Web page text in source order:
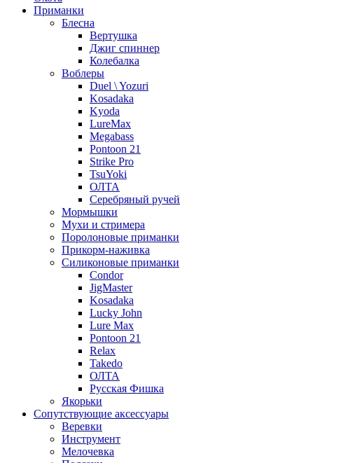
Приманки
Блесна
Вертушка
Джиг спиннер
Колебалка
Воблеры
Duel \ Yozuri
Kosadaka
Kyoda
LureMax
Megabass
Pontoon 21
Strike Pro
TsuYoki
ОЛТА
Серебряный ручей
Мормышки
Мухи и стримера
Поролоновые приманки
Прикорм-наживка
Силиконовые приманки
Condor
JigMaster
Kosadaka
Lucky John
Lure Max
Pontoon 21
Relax
Takedo
ОЛТА
Русская Фишка
Якорьки
Сопутствующие аксессуары
Веревки
Инструмент
Мелочевка